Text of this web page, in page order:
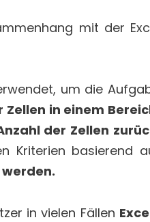
mit der
um die
Zellen in einem
der Zellen
Kriterien basierend
in vielen Fällen